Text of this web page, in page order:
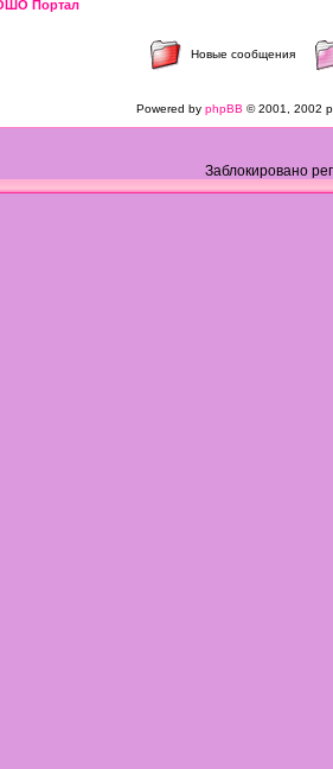
Портал
Новые сообщения
Powered by phpBB © 2001, 2002
Заблокировано